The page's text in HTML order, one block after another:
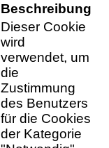
Beschreibung
Dieser Cookie
wird
verwendet, um
die
Zustimmung
des Benutzers
für die Cookies
der Kategorie